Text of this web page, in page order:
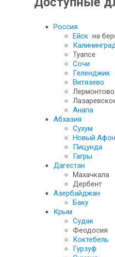
Россия
Ейск на
Туапсе
Сочи
Геленджик
Витязево
Лермонтово
Анапа
Абхазия
Сухум
Новый Афон
Пицунда
Гагры
Дагестан
Махачкала
Дербент
Азербайджан
Баку
Крым
Судак
Феодосия
Коктебель
Гурзуф